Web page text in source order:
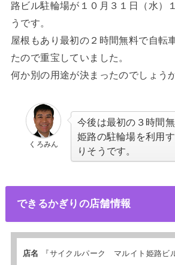
路ビル駐輪場が１０月３１日（水）
うです。
屋根もあり最初の２時間無料で自転
たので重宝していました。
何か別の用途が決まったのでしょうか
くろみん
今後は最初の３時間
姫路の駐輪場を利用
りそうです。
できるかぎりの店舗情報
店名 『サイクルパーク マルイト姫路ビ